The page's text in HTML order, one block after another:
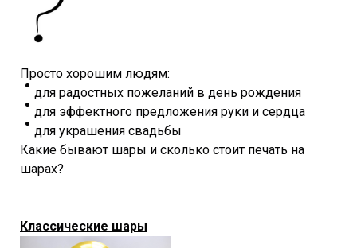
Просто хорошим людям:
для радостных пожеланий в день рождения
для эффектного предложения руки и сердца
для украшения свадьбы
Какие бывают шары и сколько стоит печать на
шарах?
Классические шары